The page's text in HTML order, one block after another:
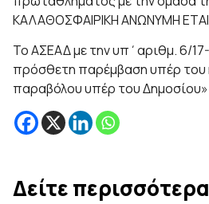
ΚΑΛΑΘΟΣΦΑΙΡΙΚΗ ΑΝΩΝΥΜΗ
Το ΑΣΕΑΔ με την υπ΄αριθμ. 6/
πρόσθετη παρέμβαση υπέρ του
παραβόλου υπέρ του
Δείτε περισσότερα